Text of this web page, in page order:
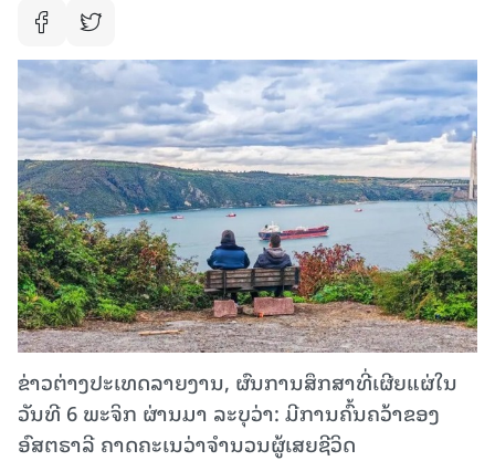
ຂ່າວຕ່າງປະເທດລາຍງານ, ຜົນການສຶກສາທີ່ເຜີຍແຜ່ໃນ
ວັນທີ 6 ພະຈິກ ຜ່ານມາ ລະບຸວ່າ: ມີການຄົ້ນຄວ້າຂອງ
ອົສຕຣາລີ ຄາດຄະເນວ່າຈໍານວນຜູ້ເສຍຊີວິດ